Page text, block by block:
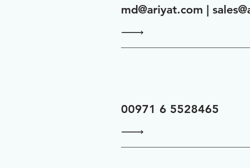
md@ariyat.com |
00971 6 5528465